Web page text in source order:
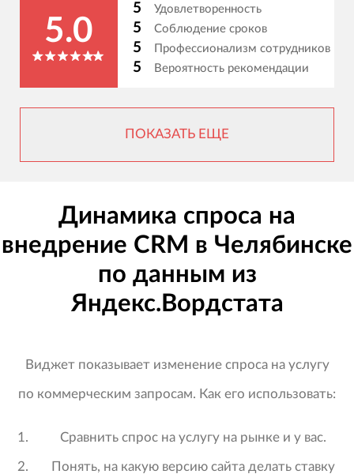
5.0
5 Удовлетворенность
5 Соблюдение сроков
5 Профессионализм сотрудников
5 Вероятность рекомендации
ПОКАЗАТЬ ЕЩЕ
Динамика спроса на
внедрение CRM в Челябинске
по данным из
Яндекс.Вордстата
Виджет показывает изменение спроса на услугу
по коммерческим запросам. Как его использовать:
Сравнить спрос на услугу на рынке и у вас.
Понять, на какую версию сайта делать ставку